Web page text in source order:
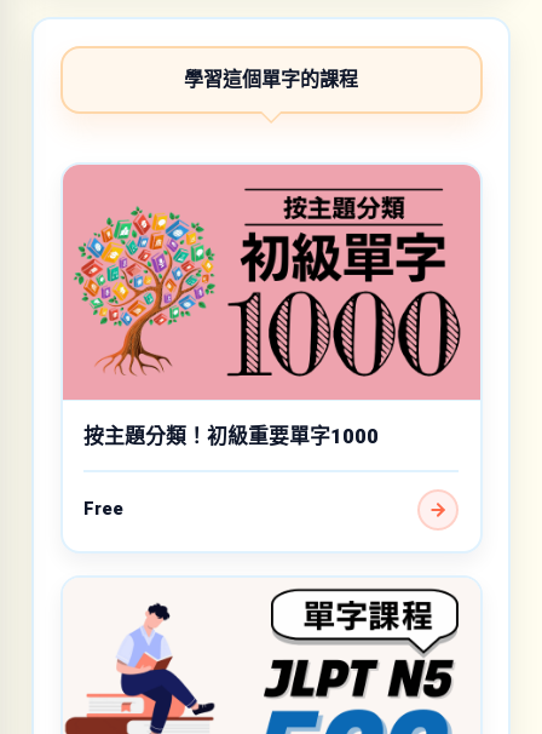
學習這個單字的課程
按主題分類！初級重要單字1000
Free